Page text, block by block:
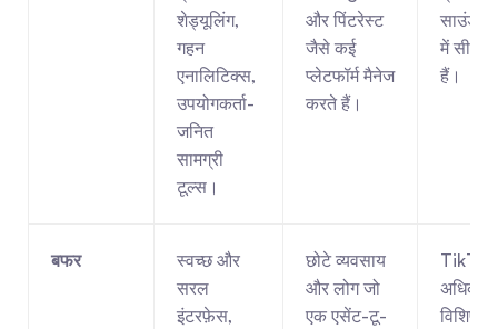
शेड्यूलिंग,
गहन
एनालिटिक्स,
उपयोगकर्ता-
जनित
सामग्री
टूल्स।
और पिंटरेस्ट
जैसे कई
प्लेटफॉर्म मैनेज
करते हैं।
साउंड
में सीमाएँ
हैं।
बफर
स्वच्छ और
सरल
इंटरफ़ेस,
छोटे व्यवसाय
और लोग जो
एक एसेंट-टू-
अधिक
विशिष्ट